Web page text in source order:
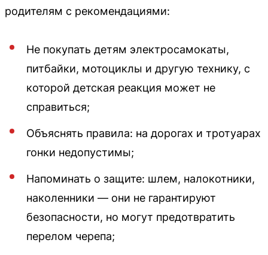
родителям с рекомендациями:
Не покупать детям электросамокаты,
питбайки, мотоциклы и другую технику, с
которой детская реакция может не
справиться;
Объяснять правила: на дорогах и тротуарах
гонки недопустимы;
Напоминать о защите: шлем, налокотники,
наколенники — они не гарантируют
безопасности, но могут предотвратить
перелом черепа;